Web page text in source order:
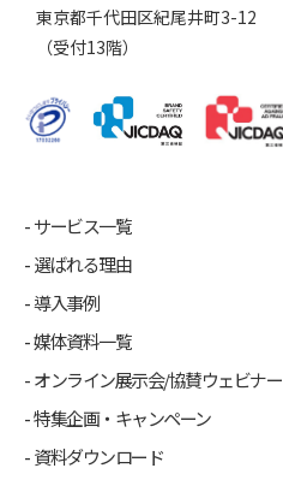
東京都千代田区紀尾井町3-12
（受付13階）
サービス一覧
選ばれる理由
導入事例
媒体資料一覧
オンライン展示会/協賛ウェビナー
特集企画・キャンペーン
資料ダウンロード